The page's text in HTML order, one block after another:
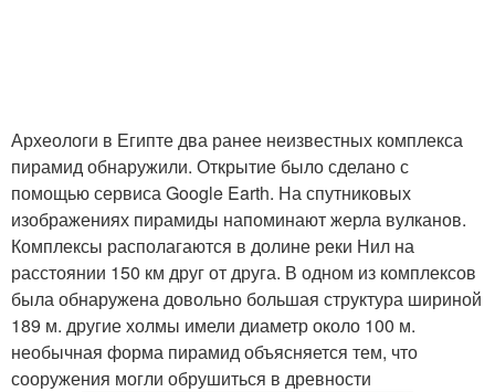
Археологи в Египте два ранее неизвестных комплекса
пирамид обнаружили. Открытие было сделано с
помощью сервиса Google Earth. На спутниковых
изображениях пирамиды напоминают жерла вулканов.
Комплексы располагаются в долине реки Нил на
расстоянии 150 км друг от друга. В одном из комплексов
была обнаружена довольно большая структура шириной
189 м. другие холмы имели диаметр около 100 м.
необычная форма пирамид объясняется тем, что
сооружения могли обрушиться в древности